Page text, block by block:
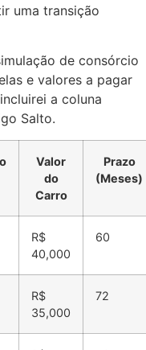
uma transição
de consórcio
e valores a pagar
a coluna
Salto.
Valor
do
Carro
Prazo
(Meses)
R$
40,000
60
R$
35,000
72